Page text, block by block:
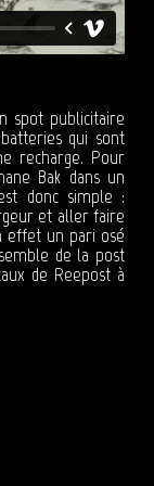
spot publicitaire
qui sont
recharge. Pour
Bak dans un
donc simple :
et aller faire
effet un pari osé
de la post
de Reepost à